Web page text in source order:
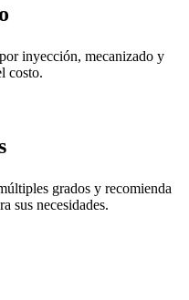
inyección, mecanizado y
costo.
grados y recomienda
sus necesidades.